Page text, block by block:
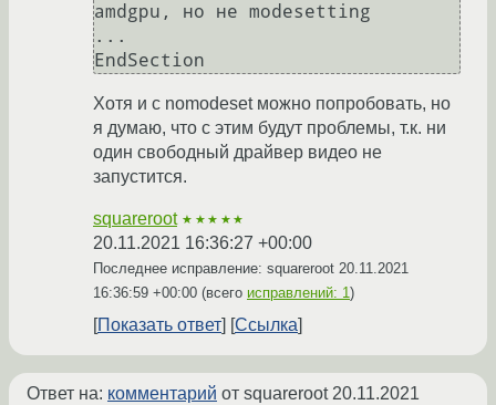
amdgpu, но не modesetting
...
Хотя и с nomodeset можно попробовать, но
я думаю, что с этим будут проблемы, т.к. ни
один свободный драйвер видео не
запустится.
squareroot ★★★★★
20.11.2021 16:36:27 +00:00
Последнее исправление: squareroot 20.11.2021
16:36:59 +00:00 (всего исправлений: 1)
Показать ответ Ссылка
Ответ на: комментарий от squareroot20.11.2021